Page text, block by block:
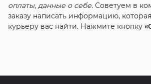
оплаты, данные о себе. Советуем в
заказу написать информацию,
курьеру вас найти. Нажмите кнопку